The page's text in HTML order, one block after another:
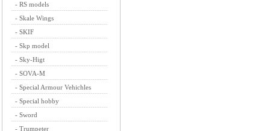
- RS models
- Skale Wings
- SKIF
- Skp model
- Sky-Higt
- SOVA-M
- Special Armour Vehichles
- Special hobby
- Sword
- Trumpeter